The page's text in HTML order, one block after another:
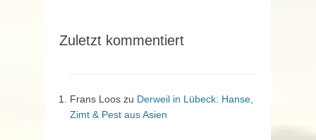
Zuletzt kommentiert
Frans Loos zu Derweil in Lübeck: Hanse,
Zimt & Pest aus Asien